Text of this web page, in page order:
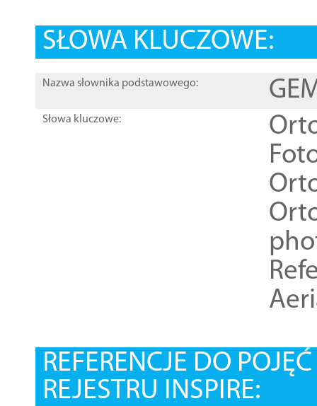
SŁOWA KLUCZOWE:
Nazwa słownika podstawowego:
Słowa kluczowe:
REFERENCJE DO
REJESTRU INSPIRE: